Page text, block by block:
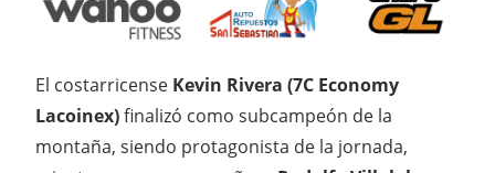
El costarricense Kevin Rivera (7C Economy
Lacoinex)finalizó como subcampeón de la
montaña, siendo protagonista de la jornada,